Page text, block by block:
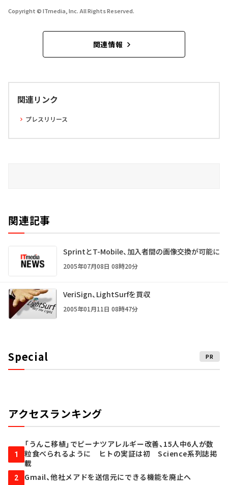
Copyright © ITmedia, Inc. All Rights Reserved.
関連情報
関連リンク
プレスリリース
関連記事
SprintとT-Mobile、加入者間の画像交換が可能に
2005年07月08日 08時20分
VeriSign、LightSurfを買収
2005年01月11日 08時47分
Special PR
アクセスランキング
1
「うんこ移植」でピーナツアレルギー改善、15人中6人が数
粒食べられるように ヒトの実証は初 Science系列誌掲
載
2 Gmail、他社メアドを送信元にできる機能を廃止へ